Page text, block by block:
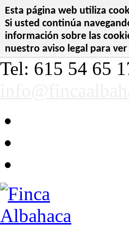
Esta página web utiliza
Si usted continúa
información sobre las
nuestro aviso legal para
Tel: 615 54 65